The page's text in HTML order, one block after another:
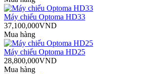
Máy chiếu Optoma HD33
37,100,000VND
Mua hàng
Máy chiếu Optoma HD25
28,800,000VND
Mua hàng